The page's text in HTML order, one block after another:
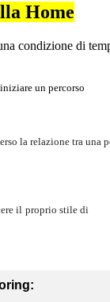
Home
di
un percorso
la relazione tra una
il proprio stile